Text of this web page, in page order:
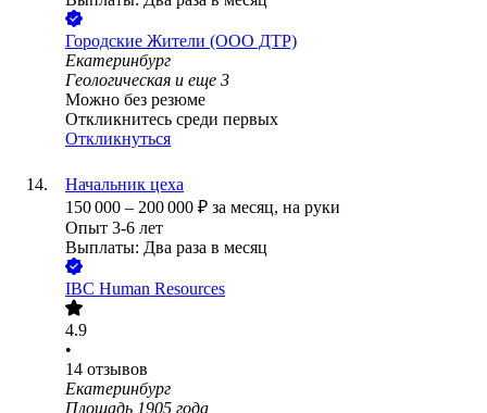
Городские Жители (ООО ДТР)
Екатеринбург
Геологическая и еще 3
Можно без резюме
Откликнитесь среди первых
Откликнуться
Начальник цеха
150 000 – 200 000 ₽ за месяц, на руки
Опыт 3-6 лет
Выплаты: Два раза в месяц
IBC Human Resources
4.9
•
14 отзывов
Екатеринбург
Площадь 1905 года